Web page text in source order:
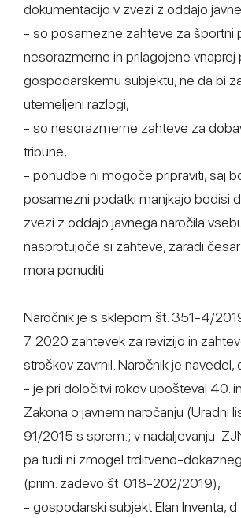
dokumentacijo v zvezi z oddajo
- so posamezne zahteve za športni
nesorazmerne in prilagojene vnaprej
gospodarskemu subjektu, ne da bi
utemeljeni razlogi,
- so nesorazmerne zahteve za
tribune,
- ponudbe ni mogoče pripraviti, saj
posamezni podatki manjkajo bodisi
zvezi z oddajo javnega naročila
nasprotujoče si zahteve, zaradi česar
mora ponuditi.
Naročnik je s sklepom št. 351-4/
7. 2020 zahtevek za revizijo in
stroškov zavrnil. Naročnik je navedel,
- je pri določitvi rokov upošteval 40.
Zakona o javnem naročanju (Uradni
91/2015 s sprem.; v nadaljevanju:
pa tudi ni zmogel trditveno-
(prim. zadevo št. 018-202/2019),
- gospodarski subjekt Elan Inventa,